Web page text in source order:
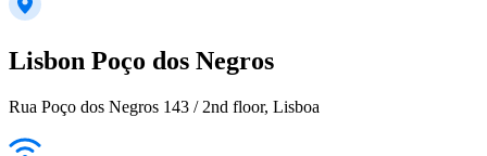
Lisbon Poço dos Negros
Rua Poço dos Negros 143 / 2nd floor, Lisboa